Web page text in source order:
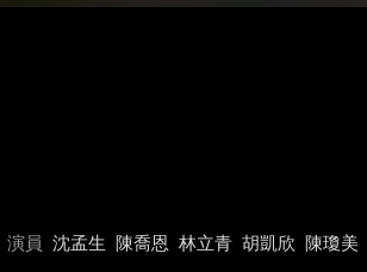
演員 沈孟生 陳喬恩 林立青 胡凱欣 陳瓊美